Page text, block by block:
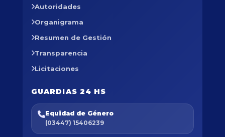
Autoridades
Organigrama
Resumen de Gestión
Transparencia
Licitaciones
GUARDIAS 24 HS
Equidad de Género
(03447) 15406239